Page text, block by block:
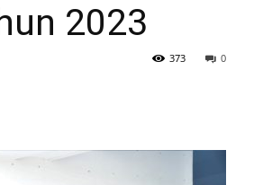
2023
0
373